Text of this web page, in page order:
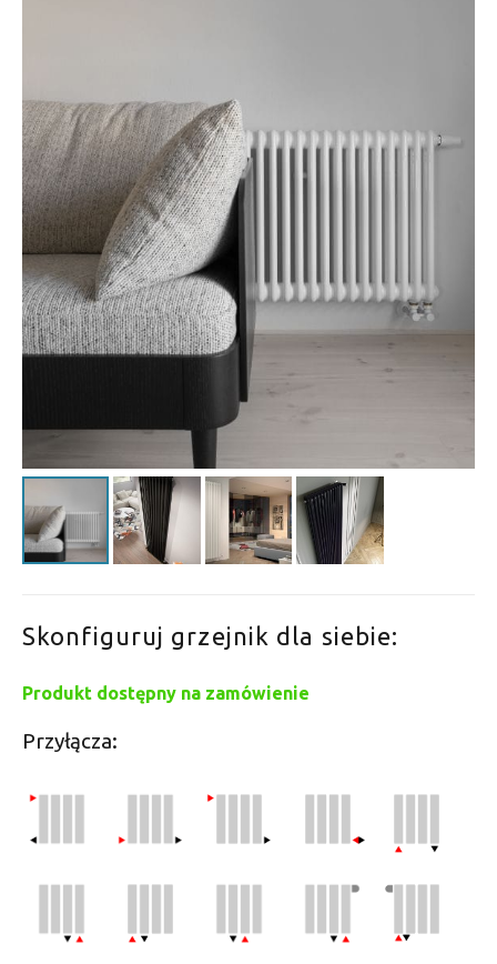
Skonfiguruj grzejnik dla siebie:
Produkt dostępny na zamówienie
Przyłącza: